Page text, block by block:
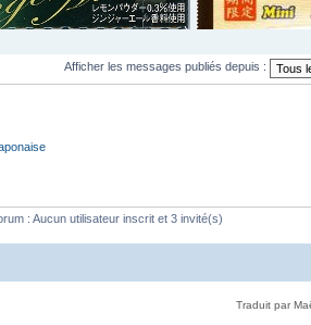
Afficher les messages publiés depuis :
: Aucun utilisateur inscrit et 3 invité(s)
Traduit par